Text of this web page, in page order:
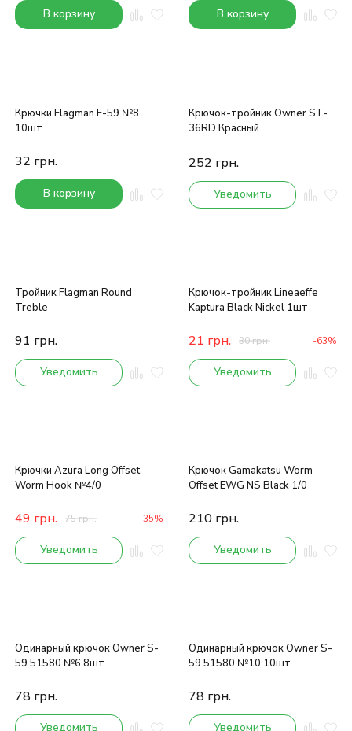
В корзину В корзину
Крючки Flagman F-59 №8
10шт
32 грн.
В корзину
Крючок-тройник Owner ST-
36RD Красный
252 грн.
Уведомить
Тройник Flagman Round
Treble
91 грн.
Уведомить
Крючок-тройник Lineaeffe
Kaptura Black Nickel 1шт
21 грн. 30грн. -63%
Уведомить
Крючки Azura Long Offset
Worm Hook №4/0
49 грн. 75грн. -35%
Уведомить
Крючок Gamakatsu Worm
Offset EWG NS Black 1/0
210 грн.
Уведомить
Одинарный крючок Owner S-
59 51580 №6 8шт
78 грн.
Уведомить
Одинарный крючок Owner S-
59 51580 №10 10шт
78 грн.
Уведомить